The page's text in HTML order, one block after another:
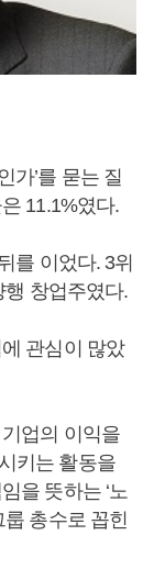
가’를 묻는 질
11.1%였다.
를 이었다. 3위
행 창업주였다.
관심이 많았
업의 이익을
키는 활동을
을 뜻하는 ‘노
룹 총수로 꼽힌